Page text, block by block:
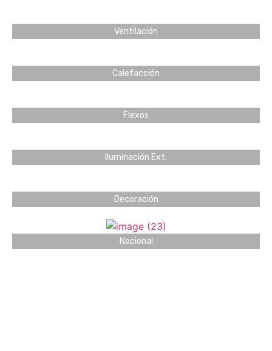
Ventilación
Calefacción
Flexos
Iluminación Ext.
Decoración
Nacional